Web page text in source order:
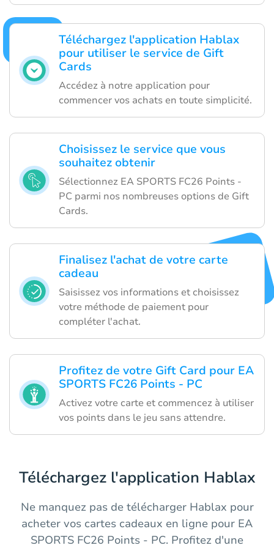
Téléchargez l'application Hablax
pour utiliser le service de Gift
Cards
Accédez à notre application pour
commencer vos achats en toute simplicité.
Choisissez le service que vous
souhaitez obtenir
Sélectionnez EA SPORTS FC26 Points -
PC parmi nos nombreuses options de Gift
Cards.
Finalisez l'achat de votre carte
cadeau
Saisissez vos informations et choisissez
votre méthode de paiement pour
compléter l'achat.
Profitez de votre Gift Card pour EA
SPORTS FC26 Points - PC
Activez votre carte et commencez à utiliser
vos points dans le jeu sans attendre.
Téléchargez l'application Hablax
Ne manquez pas de télécharger Hablax pour
acheter vos cartes cadeaux en ligne pour EA
SPORTS FC26 Points - PC. Profitez d'une